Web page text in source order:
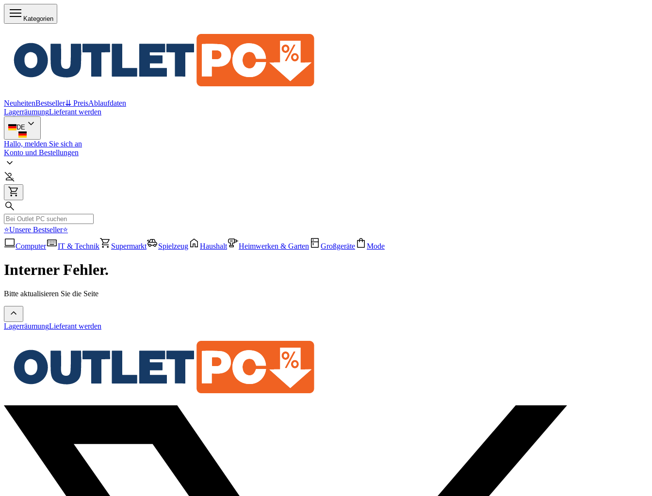
Kategorien
NeuheitenBestseller⇊ PreisAblaufdaten
LagerräumungLieferant werden
DE
Hallo, melden Sie sich an
Konto und Bestellungen
⭐Unsere Bestseller⭐
Computer
IT & Technik Supermarkt Spielzeug Haushalt Heimwerken & Garten Großgeräte Mode
Interner Fehler.
Bitte aktualisieren Sie die Seite
LagerräumungLieferant werden